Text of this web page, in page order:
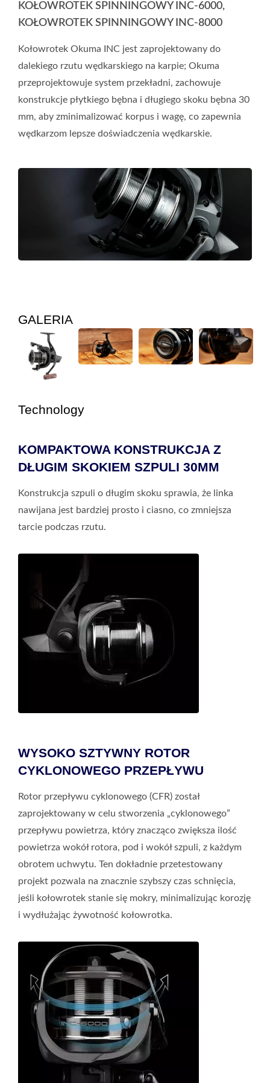
KOŁOWROTEK SPINNINGOWY INC-6000,
KOŁOWROTEK SPINNINGOWY INC-8000
Kołowrotek Okuma INC jest zaprojektowany do
dalekiego rzutu wędkarskiego na karpie; Okuma
przeprojektowuje system przekładni, zachowuje
konstrukcje płytkiego bębna i długiego skoku bębna 30
mm, aby zminimalizować korpus i wagę, co zapewnia
wędkarzom lepsze doświadczenia wędkarskie.
GALERIA
Technology
KOMPAKTOWA KONSTRUKCJA Z
DŁUGIM SKOKIEM SZPULI 30MM
Konstrukcja szpuli o długim skoku sprawia, że linka
nawijana jest bardziej prosto i ciasno, co zmniejsza
tarcie podczas rzutu.
WYSOKO SZTYWNY ROTOR
CYKLONOWEGO PRZEPŁYWU
Rotor przepływu cyklonowego (CFR) został
zaprojektowany w celu stworzenia „cyklonowego”
przepływu powietrza, który znacząco zwiększa ilość
powietrza wokół rotora, pod i wokół szpuli, z każdym
obrotem uchwytu. Ten dokładnie przetestowany
projekt pozwala na znacznie szybszy czas schnięcia,
jeśli kołowrotek stanie się mokry, minimalizując korozję
i wydłużając żywotność kołowrotka.